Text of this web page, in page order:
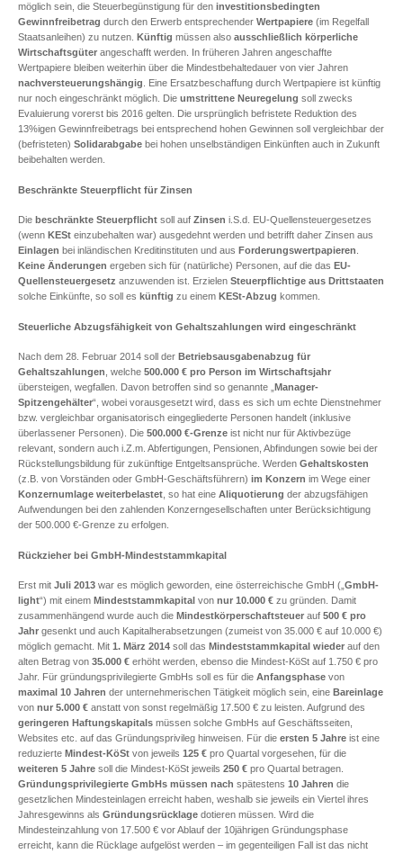
möglich sein, die Steuerbegünstigung für den investitionsbedingten
Gewinnfreibetrag durch den Erwerb entsprechender Wertpapiere (im Regelfall
Staatsanleihen) zu nutzen.
Künftig müssen also ausschließlich körperliche
Wirtschaftsgüter angeschafft werden. In früheren Jahren angeschaffte
Wertpapiere bleiben weiterhin über die Mindestbehaltedauer von vier Jahren
nachversteuerungshängig . Eine Ersatzbeschaffung durch Wertpapiere ist künftig
nur noch eingeschränkt möglich. Die umstrittene Neuregelung soll zwecks
Evaluierung vorerst bis 2016 gelten. Die ursprünglich befristete Reduktion des
13%igen Gewinnfreibetrags bei entsprechend hohen Gewinnen soll vergleichbar der
(befristeten) Solidarabgabe bei hohen unselbständigen Einkünften auch in Zukunft
beibehalten werden.
Beschränkte Steuerpflicht für Zinsen
Die beschränkte Steuerpflicht soll auf Zinsen i.S.d. EU-Quellensteuergesetzes
(wenn KESt einzubehalten war) ausgedehnt werden und betrifft daher Zinsen aus
Einlagen bei inländischen Kreditinstituten und aus Forderungswertpapieren
Keine Änderungen ergeben sich für (natürliche) Personen, auf die das EU-
Quellensteuergesetz anzuwenden ist. Erzielen Steuerpflichtige aus Drittstaaten
solche Einkünfte, so soll es künftig zu einem KESt-Abzug kommen.
Steuerliche Abzugsfähigkeit von Gehaltszahlungen wird eingeschränkt
Nach dem 28. Februar 2014 soll der Betriebsausgabenabzug für
Gehaltszahlungen , welche 500.000 € pro Person im Wirtschaftsjahr
übersteigen, wegfallen. Davon betroffen sind so genannte „
Manager-
Spitzengehälter“, wobei vorausgesetzt wird, dass es sich um echte Dienstnehmer
bzw. vergleichbar organisatorisch eingegliederte Personen handelt (inklusive
überlassener Personen). Die 500.000 €-Grenze ist nicht nur für Aktivbezüge
relevant, sondern auch i.Z.m. Abfertigungen, Pensionen, Abfindungen sowie bei der
Rückstellungsbildung für zukünftige Entgeltsansprüche. Werden Gehaltskosten
(z.B. von Vorständen oder GmbH-Geschäftsführern) im Konzern im Wege einer
Konzernumlage weiterbelastet , so hat eine Aliquotierung der abzugsfähigen
Aufwendungen bei den zahlenden Konzerngesellschaften unter Berücksichtigung
der 500.000 €-Grenze zu erfolgen.
Rückzieher bei GmbH-Mindeststammkapital
Erst mit Juli 2013 war es möglich geworden, eine österreichische GmbH („ GmbH-
light“) mit einem Mindeststammkapital von nur 10.000 € zu gründen. Damit
zusammenhängend wurde auch die Mindestkörperschaftsteuer auf 500 € pro
Jahr gesenkt und auch Kapitalherabsetzungen (zumeist von 35.000 € auf 10.000 €)
möglich gemacht. Mit 1. März 2014 soll das Mindeststammkapital wieder auf den
alten Betrag von 35.000 € erhöht werden, ebenso die Mindest-KöSt auf 1.750 € pro
Jahr. Für gründungsprivilegierte GmbHs soll es für die Anfangsphase von
maximal 10 Jahren der unternehmerischen Tätigkeit möglich sein, eine Bareinlage
von nur 5.000 € anstatt von sonst regelmäßig 17.500 € zu leisten. Aufgrund des
geringeren Haftungskapitals müssen solche GmbHs auf Geschäftsseiten,
Websites etc. auf das Gründungsprivileg hinweisen. Für die ersten 5 Jahre ist eine
reduzierte Mindest-KöSt von jeweils 125 € pro Quartal vorgesehen, für die
weiteren 5 Jahre soll die Mindest-KöSt jeweils 250 € pro Quartal betragen.
Gründungsprivilegierte GmbHs müssen nach spätestens 10 Jahren die
gesetzlichen Mindesteinlagen erreicht haben, weshalb sie jeweils ein Viertel ihres
Jahresgewinns als Gründungsrücklage dotieren müssen. Wird die
Mindesteinzahlung von 17.500 € vor Ablauf der 10jährigen Gründungsphase
erreicht, kann die Rücklage aufgelöst werden – im gegenteiligen Fall ist das nicht